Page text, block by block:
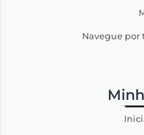
Navegue por